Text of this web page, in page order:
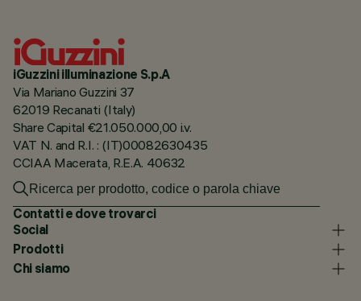
iGuzzini illuminazione S.p.A
Via Mariano Guzzini 37
62019 Recanati (Italy)
Share Capital €21.050.000,00 i.v.
VAT N. and R.I. : (IT)00082630435
CCIAA Macerata, R.E.A. 40632
Contatti e dove trovarci
Social
Prodotti
Chi siamo